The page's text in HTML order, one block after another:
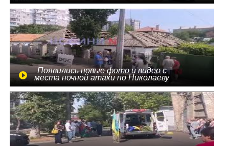
Появились новые фото и видео с
места ночной атаки по Николаеву